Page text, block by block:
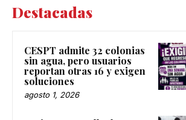
Destacadas
CESPT admite 32 colonias
sin agua, pero usuarios
reportan otras 16 y exigen
soluciones
agosto 1, 2026